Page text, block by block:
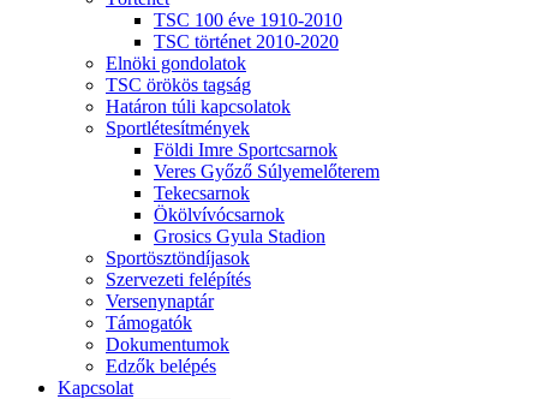
TSC 100 éve 1910-2010
TSC történet 2010-2020
Elnöki gondolatok
TSC örökös tagság
Határon túli kapcsolatok
Sportlétesítmények
Földi Imre Sportcsarnok
Veres Győző Súlyemelőterem
Tekecsarnok
Ökölvívócsarnok
Grosics Gyula Stadion
Sportösztöndíjasok
Szervezeti felépítés
Versenynaptár
Támogatók
Dokumentumok
Edzők belépés
Kapcsolat